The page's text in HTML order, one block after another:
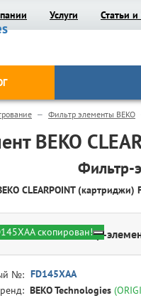
Услуги Статьи
Фильтр элементы BEKO
BEKO
Фильтр-
CLEARPOINT (картриджи)
FD145XAA - Фильтр-
№: FD145XAA
BEKO Technologies
скопирован!